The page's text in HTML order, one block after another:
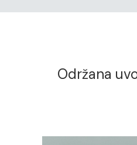
Održana